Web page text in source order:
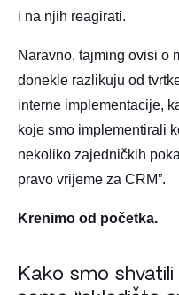
i na njih reagirati.
Naravno, tajming ovisi o
donekle razlikuju od
interne implementacije,
koje smo implementirali
nekoliko zajedničkih
pravo vrijeme za CRM”.
Krenimo od početka.
Kako smo